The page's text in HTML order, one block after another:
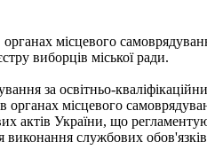
місцевого
виборців міської ради.
за освітньо-
органах місцевого
актів України, що
службових